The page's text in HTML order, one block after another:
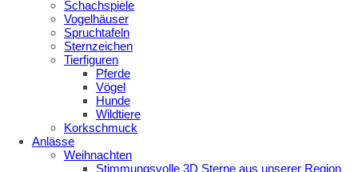
Schachspiele
Vogelhäuser
Spruchtafeln
Sternzeichen
Tierfiguren
Pferde
Vögel
Hunde
Wildtiere
Korkschmuck
Anlässe
Weihnachten
Stimmungsvolle 3D Sterne aus unserer Region